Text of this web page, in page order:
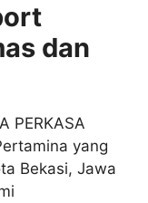
dan
PERKASA
yang
Bekasi, Jawa